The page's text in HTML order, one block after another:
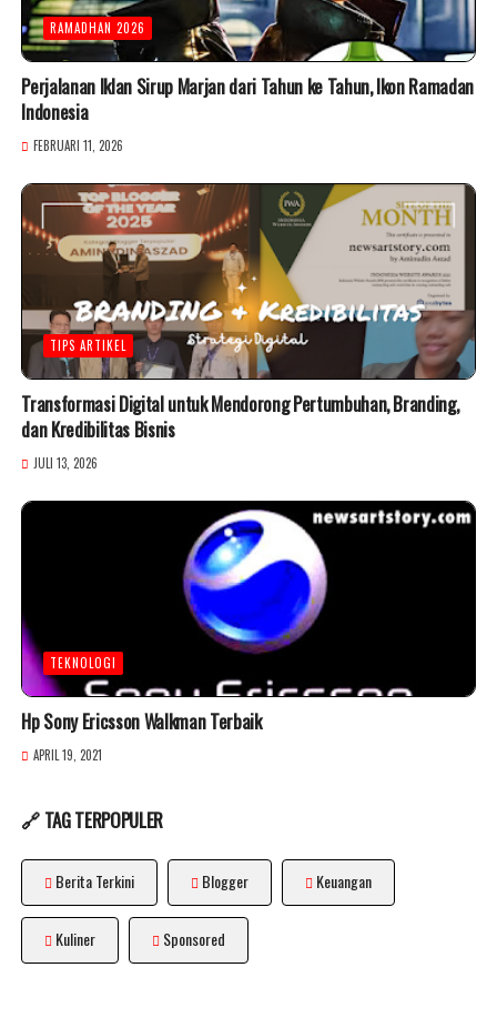
RAMADHAN 2026
Perjalanan Iklan Sirup Marjan dari Tahun ke Tahun, Ikon Ramadan
Indonesia
FEBRUARI 11, 2026
TIPS ARTIKEL
Transformasi Digital untuk Mendorong Pertumbuhan, Branding,
dan Kredibilitas Bisnis
JULI 13, 2026
TEKNOLOGI
Hp Sony Ericsson Walkman Terbaik
APRIL 19, 2021
🔗 TAG TERPOPULER
Berita Terkini Blogger Keuangan
Kuliner Sponsored